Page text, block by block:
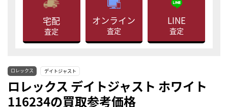
宅配
査定
オンライン
査定
LINE
査定
ロレックス デイトジャスト
ロレックス デイトジャスト ホワイト
116234の買取参考価格